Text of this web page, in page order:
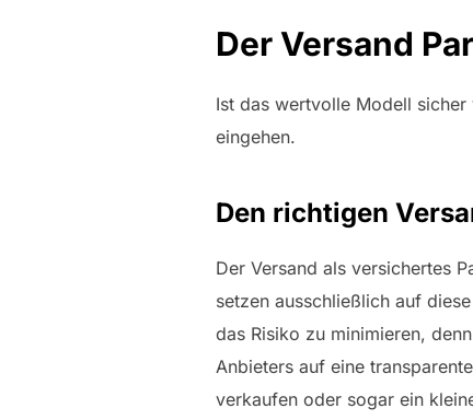
Der Versand
Ist das wertvolle Modell
eingehen.
Den richtigen
Der Versand als versichertes
setzen ausschließlich auf
das Risiko zu minimieren,
Anbieters auf eine
verkaufen oder sogar ein